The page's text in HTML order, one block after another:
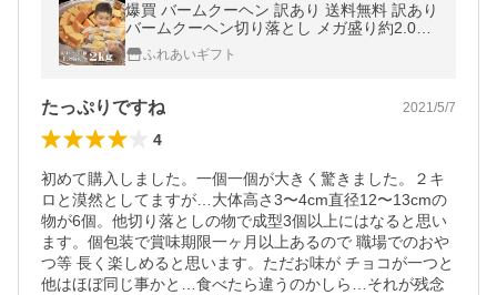
爆買 バームクーヘン 訳あり 送料無料 訳あり
バームクーヘン切り落とし メガ盛り約2.0kg
バームクーヘンしっとりフワフワ 美味しさ
丸カジリ おすすめ
ふれあいギフト
たっぷりですね 2021/5/7
4
初めて購入しました。一個一個が大きく驚きました。２キ
ロと漠然としてますが…大体高さ3〜4cm直径12〜13cmの
物が6個。他切り落としの物で成型3個以上にはなると思い
ます。個包装で賞味期限一ヶ月以上あるので 職場でのおや
つ等 長く楽しめると思います。ただお味が チョコが一つと
他はほぼ同じ事かと…食べたら違うのかしら…それが残念